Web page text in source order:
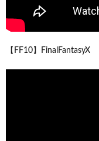
【FF10】FinalFantasyX